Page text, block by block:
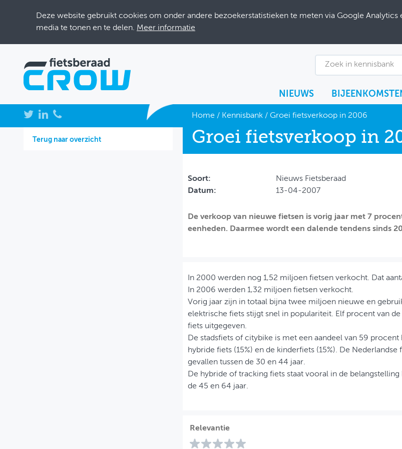
Deze website gebruikt cookies om onder andere bezoekerstatistieken te meten via Google Analytics
media te tonen en te delen. Meer informatie
Zoek in kennisbank
NIEUWS
NIEUWS
BIJEENKOMSTEN
Home / Kennisbank/ Groei fietsverkoop in 2006
Terug naar overzicht Groei fietsverkoop in
Soort:
Nieuws Fietsberaad
Datum:
13-04-2007
De verkoop van nieuwe fietsen is vorig jaar met 7
eenheden. Daarmee wordt een dalende tendens sinds
In 2000 werden nog 1,52 miljoen fietsen verkocht. Dat
In 2006 werden 1,32 miljoen fietsen verkocht.
Vorig jaar zijn in totaal bijna twee miljoen nieuwe en
elektrische fiets stijgt snel in populariteit. Elf procent van
fiets uitgegeven.
De stadsfiets of citybike is met een aandeel van 59
hybride fiets (15%) en de kinderfiets (15%). De
gevallen tussen de 30 en 44 jaar.
De hybride of tracking fiets staat vooral in de
de 45 en 64 jaar.
Relevantie